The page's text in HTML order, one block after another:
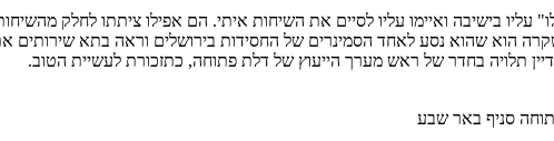
עליו בישיבה ואיימו עליו לסיים את השיחות איתי. הם אפילו ציתתו לחלק
שקרה הוא שהוא נסע לאחד הסמינרים של החסידות בירושלים וראה בתא
תלויה בחדר של ראש מערך הייעוץ של דלת פתוחה, כתזכורת לעשיית הטוב.
סניף באר שבע